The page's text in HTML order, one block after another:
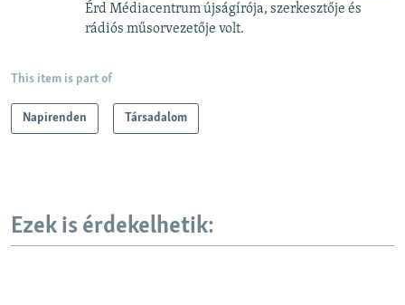
Érd Médiacentrum újságírója, szerkesztője és
rádiós műsorvezetője volt.
This item is part of
Napirenden Társadalom
Ezek is érdekelhetik: